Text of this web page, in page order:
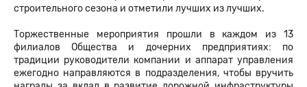
строительного сезона и отметили лучших из лучших.
Торжественные мероприятия прошли в каждом из 13
филиалов Общества и дочерних предприятиях: по
традиции руководители компании и аппарат управления
ежегодно направляются в подразделения, чтобы вручить